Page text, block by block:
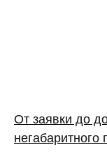
От заявки до
негабаритного